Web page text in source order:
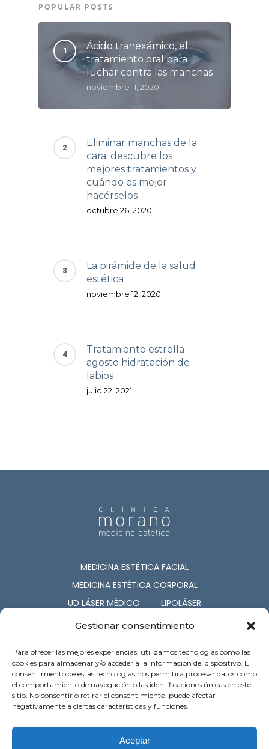
Gestionar consentimiento
Para ofrecer las mejores experiencias, utilizamos tecnologías como las
cookies para almacenar y/o acceder a la información del dispositivo. El
consentimiento de estas tecnologías nos permitirá procesar datos como
el comportamiento de navegación o las identificaciones únicas en este
sitio. No consentir o retirar el consentimiento, puede afectar
negativamente a ciertas características y funciones.
Aceptar
POPULAR POSTS
Ácido tranexámico, el
tratamiento oral para
luchar contra las manchas
noviembre 11, 2020
Eliminar manchas de la
cara: descubre los
mejores tratamientos y
cuándo es mejor
hacérselos
octubre 26, 2020
La pirámide de la salud
estética
noviembre 12, 2020
Tratamiento estrella
agosto hidratación de
labios
julio 22, 2021
MEDICINA ESTÉTICA FACIAL
MEDICINA ESTÉTICA CORPORAL
UD LÁSER MÉDICO
LIPOLÁSER
CIRUGÍA ESTÉTICA
COSMETOLOGÍA
SERV. ASOCIADOS
c/ Barón de Pinopar 12-1º. Palma de
Mallorca
Preguntas Frecuentes